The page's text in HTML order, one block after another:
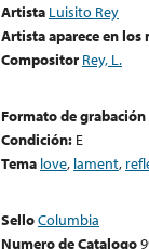
Artista Luisito Rey
Artista aparece en
Compositor Rey, L.
Formato de grabación
Condición: E
Tema love, lament,
SelloColumbia
Numero de Catalogo